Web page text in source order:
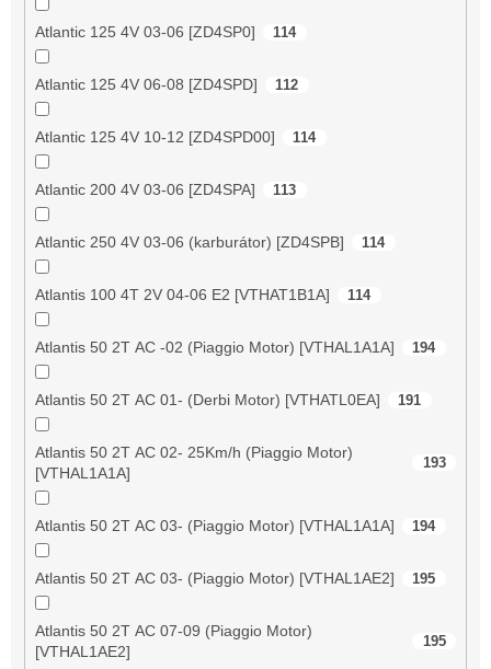
Atlantic 125 4V 03-06 [ZD4SP0] 114
Atlantic 125 4V 06-08 [ZD4SPD] 112
Atlantic 125 4V 10-12 [ZD4SPD00] 114
Atlantic 200 4V 03-06 [ZD4SPA] 113
Atlantic 250 4V 03-06 (karburátor) [ZD4SPB] 114
Atlantis 100 4T 2V 04-06 E2 [VTHAT1B1A] 114
Atlantis 50 2T AC -02 (Piaggio Motor) [VTHAL1A1A] 194
Atlantis 50 2T AC 01- (Derbi Motor) [VTHATL0EA] 191
Atlantis 50 2T AC 02- 25Km/h (Piaggio Motor)
[VTHAL1A1A]
193
Atlantis 50 2T AC 03- (Piaggio Motor) [VTHAL1A1A] 194
Atlantis 50 2T AC 03- (Piaggio Motor) [VTHAL1AE2] 195
Atlantis 50 2T AC 07-09 (Piaggio Motor)
[VTHAL1AE2]
195